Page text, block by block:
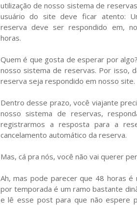
utilização de nosso sistema de
usuário do site deve ficar atento:
reserva deve ser respondido em,
horas.
Quem é que gosta de esperar por
nosso sistema de reservas. Por isso,
reserva seja respondido em nosso site.
Dentro desse prazo, você viajante
nosso sistema de reservas,
registrarmos a resposta para a
cancelamento automático da reserva.
Mas, cá pra nós, você não vai querer
Ah, mas pode parecer que 48 horas
por temporada é um ramo bastante
e lê esse post para que não espere